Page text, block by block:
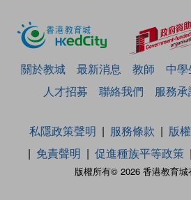
關於教城 最新消息 教師 中學
人才招募
聯絡我們 服務
版權所有© 2026 香港教育城
私隱政策聲明 服務條款
版
免責聲明
促進種族平等政策